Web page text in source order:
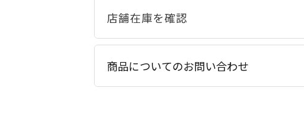
商品についてのお問い合わせ